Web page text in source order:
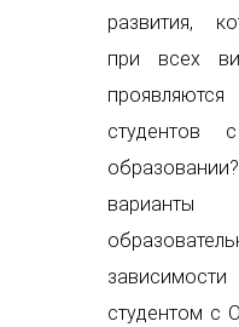
развития,
при всех
варианты
студентом с